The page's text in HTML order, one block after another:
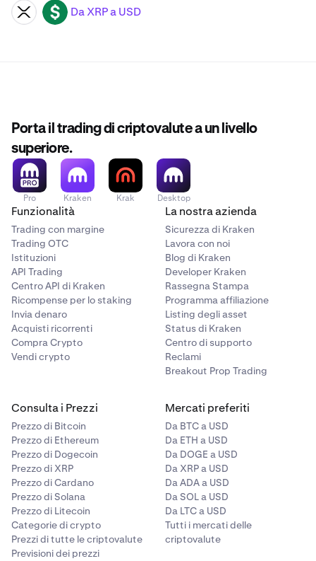
XRP USD Da XRP a USD
Porta il trading di criptovalute a un livello
superiore.
Pro Kraken Krak Desktop
Funzionalità
Trading con margine
Trading OTC
Istituzioni
API Trading
Centro API di Kraken
Ricompense per lo staking
Invia denaro
Acquisti ricorrenti
Compra Crypto
Vendi crypto
La nostra azienda
Sicurezza di Kraken
Lavora con noi
Blog di Kraken
Developer Kraken
Rassegna Stampa
Programma affiliazione
Listing degli asset
Status di Kraken
Centro di supporto
Reclami
Breakout Prop Trading
Consulta i Prezzi
Prezzo di Bitcoin
Prezzo di Ethereum
Prezzo di Dogecoin
Prezzo di XRP
Prezzo di Cardano
Prezzo di Solana
Prezzo di Litecoin
Categorie di crypto
Prezzi di tutte le criptovalute
Previsioni dei prezzi
Mercati preferiti
Da BTC a USD
Da ETH a USD
Da DOGE a USD
Da XRP a USD
Da ADA a USD
Da SOL a USD
Da LTC a USD
Tutti i mercati delle
criptovalute